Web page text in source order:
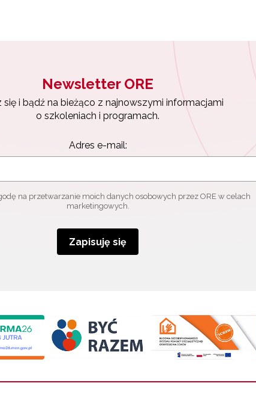
Newsletter ORE
się i bądź na bieżąco z najnowszymi informacjami
o szkoleniach i programach.
Adres e-mail:
na przetwarzanie moich danych osobowych przez ORE w celach
marketingowych.
Zapisuję się